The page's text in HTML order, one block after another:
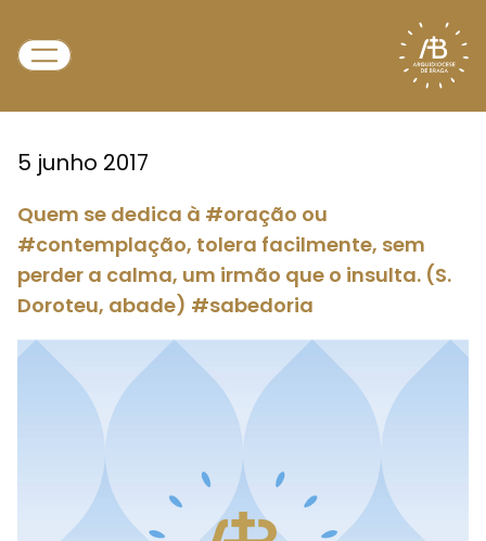
5 junho 2017
Quem se dedica à #oração ou
#contemplação, tolera facilmente, sem
perder a calma, um irmão que o insulta. (S.
Doroteu, abade) #sabedoria